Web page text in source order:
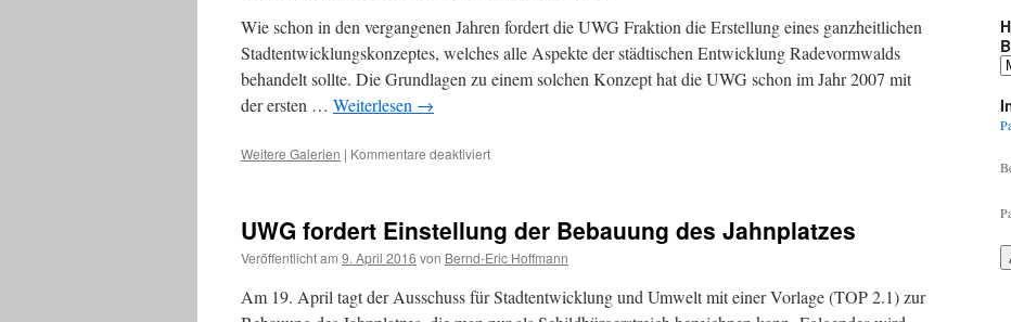
Radevormwald
Wie schon in den vergangenen Jahren fordert die UWG Fraktion die Erstellung eines ganzheitlichen
Stadtentwicklungskonzeptes, welches alle Aspekte der städtischen Entwicklung Radevormwalds
behandelt sollte. Die Grundlagen zu einem solchen Konzept hat die UWG schon im Jahr 2007 mit
der ersten … Weiterlesen →
Weitere Galerien | Kommentare deaktiviertfür
eines
ganzheitlichen
Stadtentwicklungskonzeptes
UWG fordert Einstellung der Bebauung des Jahnplatzes
Veröffentlicht am 9. April 2016 von Bernd-Eric Hoffmann
Am 19. April tagt der Ausschuss für Stadtentwicklung und Umwelt mit einer Vorlage (TOP 2.1) zur